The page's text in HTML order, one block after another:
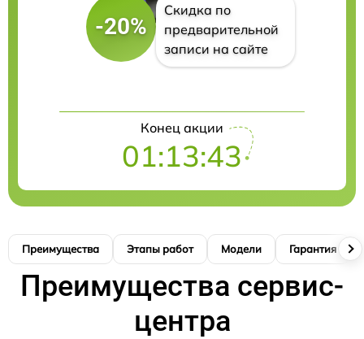
-20%
Скидка по
предварительной
записи на сайте
Конец акции
01:13:42
Преимущества Этапы работ Модели Гарантия
Преимущества сервис-
центра